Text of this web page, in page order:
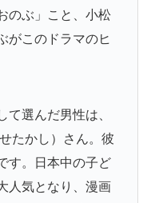
のぶ」こと、小松
がこのドラマのヒ
選んだ男性は、
たかし）さん。彼
す。日本中の子ど
人気となり、漫画